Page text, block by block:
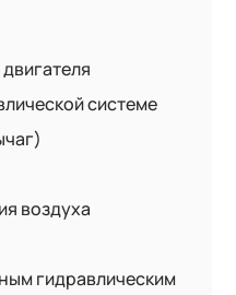
системе
воздуха
гидравлическим